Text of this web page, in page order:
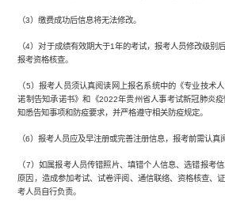
（3）缴费成功后信息将无法修改。
（4）对于成绩有效期大于1年的考试，报考人员修改级别
报考资格核查。
（5）报考人员须认真阅读网上报名系统中的《专业技术
诺制告知承诺书》和《2022年贵州省人事考试新冠肺炎
知悉告知事项和防疫要求，并严格遵守相关防疫规定。
（6）报考人员应及早注册或完善注册信息，报考前需认真
（7）如属报考人员传错照片、填错个人信息、选错报考
原因，造成参加考试、试卷评阅、通信联络、资格核查、
考人员自行负责。